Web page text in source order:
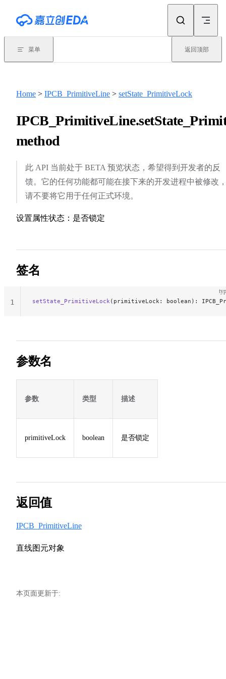
菜单 返回顶部
Home > IPCB_PrimitiveLine > setState_PrimitiveLock
method
此 API 当前处于 BETA 预览状态，希望得到开发者的反
馈。它的任何功能都可能在接下来的开发进程中被修改
请不要将它用于任何正式环境。
设置属性状态：是否锁定
签名
setState_PrimitiveLock (primitiveLock: boolean):
1
参数名
参数 类型 描述
primitiveLock boolean 是否锁定
返回值
IPCB_PrimitiveLine
直线图元对象
本页面更新于: